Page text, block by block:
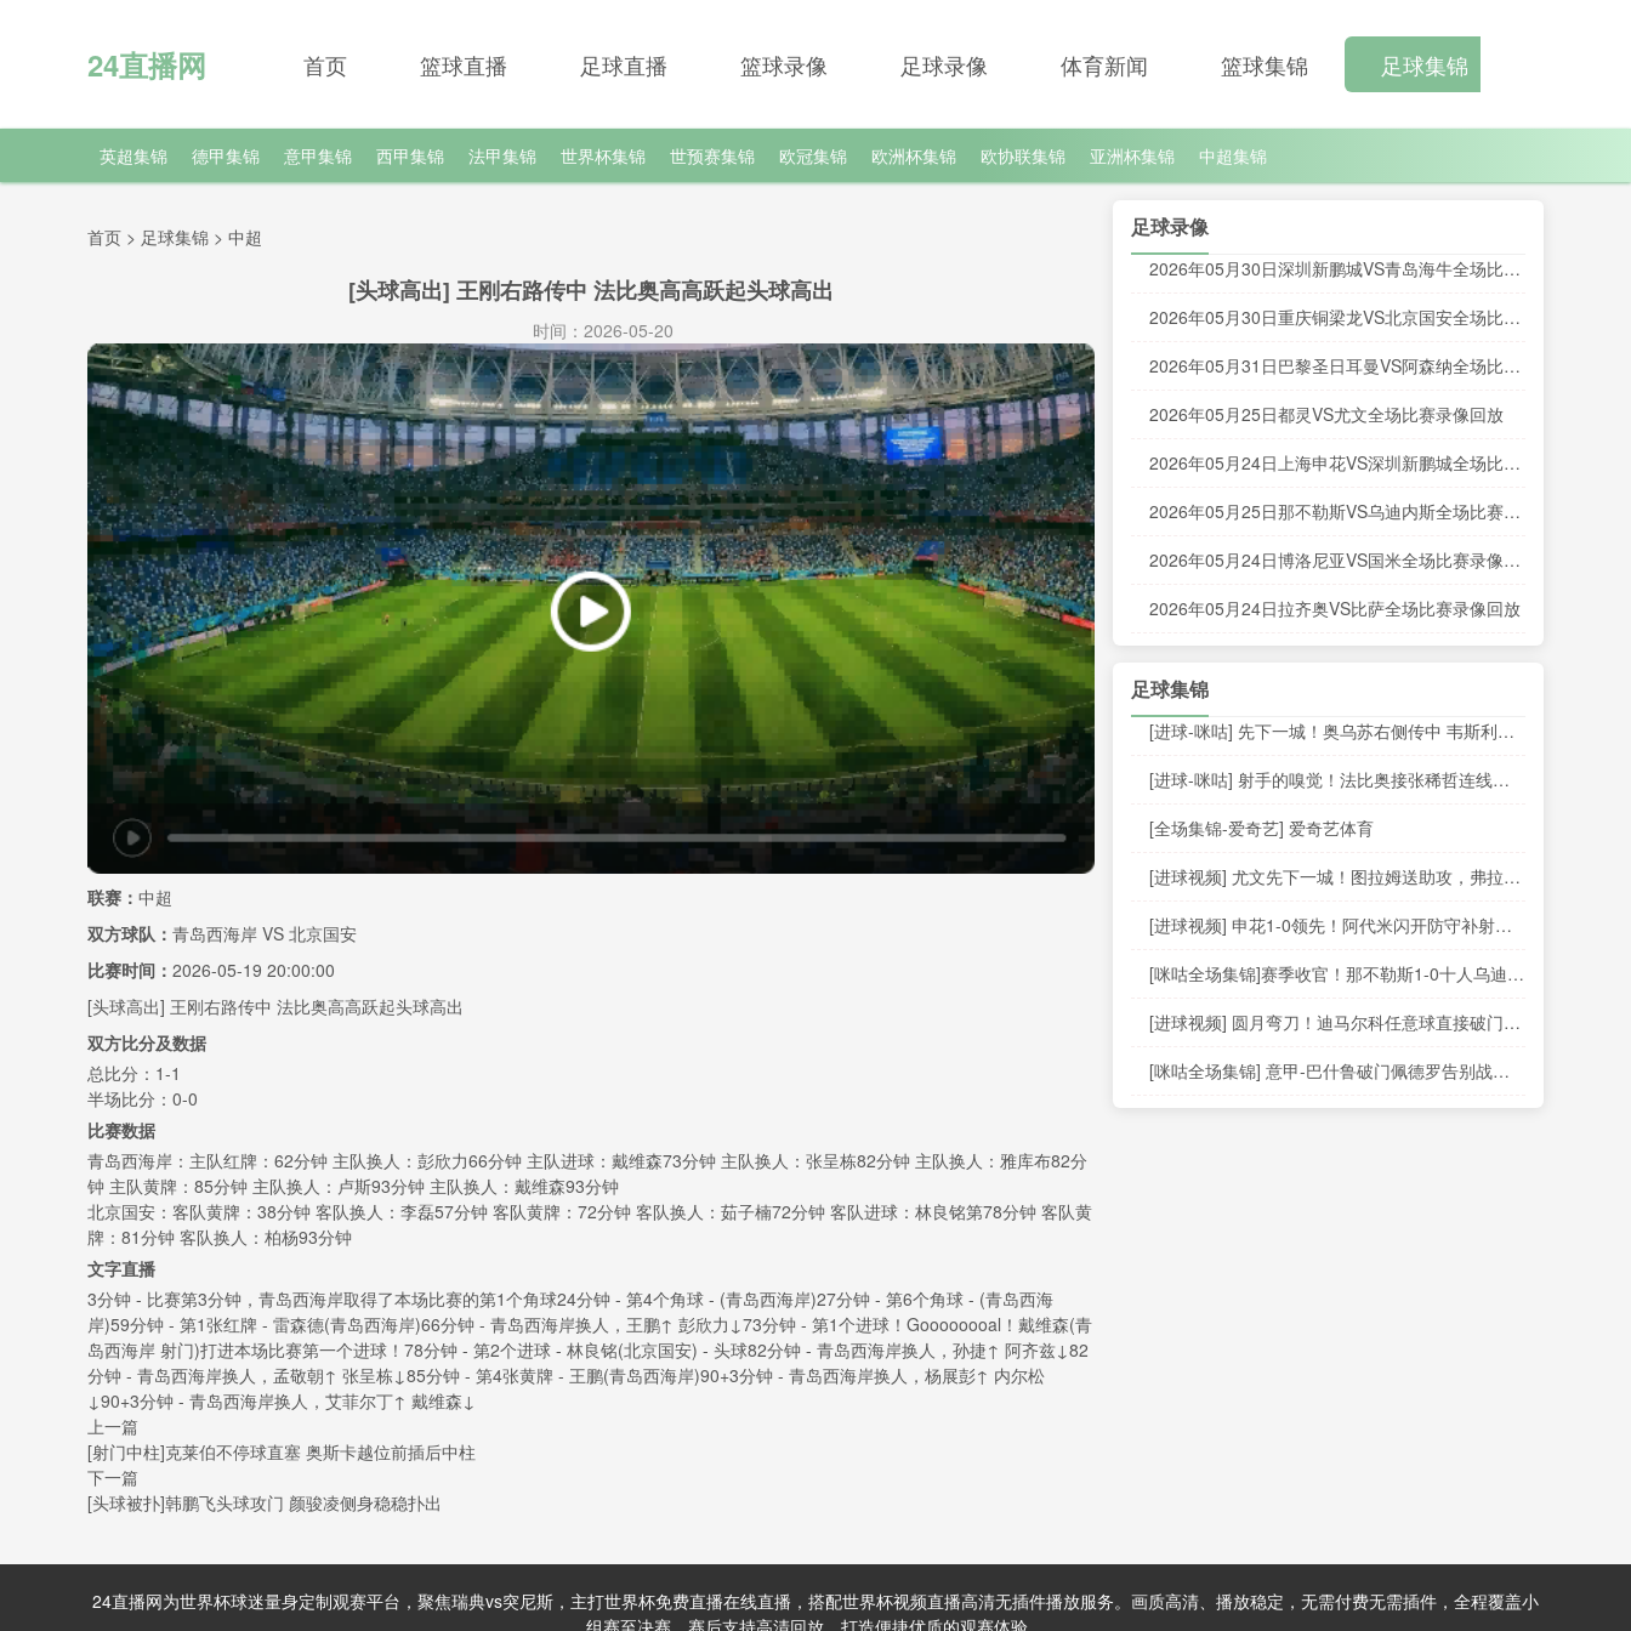
24直播网 首页 篮球直播 足球直播 篮球录像 足球录像 体育新闻 篮球集锦 足球集锦
英超集锦 德甲集锦 意甲集锦 西甲集锦 法甲集锦 世界杯集锦 世预赛集锦 欧冠集锦 欧洲杯集锦 欧协联集锦 亚洲杯集锦 中超集锦
首页 > 足球集锦 > 中超
[头球高出] 王刚右路传中 法比奥高高跃起头球高出
时间：2026-05-20
联赛： 中超
双方球队： 青岛西海岸 VS 北京国安
比赛时间： 2026-05-19 20:00:00
[头球高出] 王刚右路传中 法比奥高高跃起头球高出
双方比分及数据
总比分：1-1
半场比分：0-0
比赛数据
青岛西海岸：主队红牌：62分钟 主队换人：彭欣力66分钟 主队进球：戴维森73分钟 主队换人：张呈栋82分钟 主队换人：雅库布82分
钟 主队黄牌：85分钟 主队换人：卢斯93分钟 主队换人：戴维森93分钟
北京国安：客队黄牌：38分钟 客队换人：李磊57分钟 客队黄牌：72分钟 客队换人：茹子楠72分钟 客队进球：林良铭第78分钟 客队黄
牌：81分钟 客队换人：柏杨93分钟
文字直播
3分钟 - 比赛第3分钟，青岛西海岸取得了本场比赛的第1个角球24分钟 - 第4个角球 - (青岛西海岸)27分钟 - 第6个角球 - (青岛西海
岸)59分钟 - 第1张红牌 - 雷森德(青岛西海岸)66分钟 - 青岛西海岸换人，王鹏↑ 彭欣力↓73分钟 - 第1个进球！Goooooooal！戴维森(青
岛西海岸 射门)打进本场比赛第一个进球！78分钟 - 第2个进球 - 林良铭(北京国安) - 头球82分钟 - 青岛西海岸换人，孙捷↑ 阿齐兹↓82
分钟 - 青岛西海岸换人，孟敬朝↑ 张呈栋↓85分钟 - 第4张黄牌 - 王鹏(青岛西海岸)90+3分钟 - 青岛西海岸换人，杨展彭↑ 内尔松
↓90+3分钟 - 青岛西海岸换人，艾菲尔丁↑ 戴维森↓
上一篇
[射门中柱]克莱伯不停球直塞 奥斯卡越位前插后中柱
下一篇
[头球被扑]韩鹏飞头球攻门 颜骏凌侧身稳稳扑出
足球录像
2026年05月30日深圳新鹏城VS青岛海牛全场比赛
2026年05月30日重庆铜梁龙VS北京国安全场比赛
2026年05月31日巴黎圣日耳曼VS阿森纳全场比赛
2026年05月25日都灵VS尤文全场比赛录像回放
2026年05月24日上海申花VS深圳新鹏城全场比赛
2026年05月25日那不勒斯VS乌迪内斯全场比赛录
2026年05月24日博洛尼亚VS国米全场比赛录像回
2026年05月24日拉齐奥VS比萨全场比赛录像回放
足球集锦
[进球-咪咕] 先下一城！奥乌苏右侧传中 韦斯利垫
[进球-咪咕] 射手的嗅觉！法比奥接张稀哲连线打
[全场集锦-爱奇艺] 爱奇艺体育
[进球视频] 尤文先下一城！图拉姆送助攻，弗拉霍
[进球视频] 申花1-0领先！阿代米闪开防守补射破
[咪咕全场集锦]赛季收官！那不勒斯1-0十人乌迪内
[进球视频] 圆月弯刀！迪马尔科任意球直接破门！
[咪咕全场集锦] 意甲-巴什鲁破门佩德罗告别战进
24直播网为世界杯球迷量身定制观赛平台，聚焦瑞典vs突尼斯，主打世界杯免费直播在线直播，搭配世界杯视频直播高清无插件播放服务。画质高清、播放稳定，无需付费无需插件，全程覆盖小